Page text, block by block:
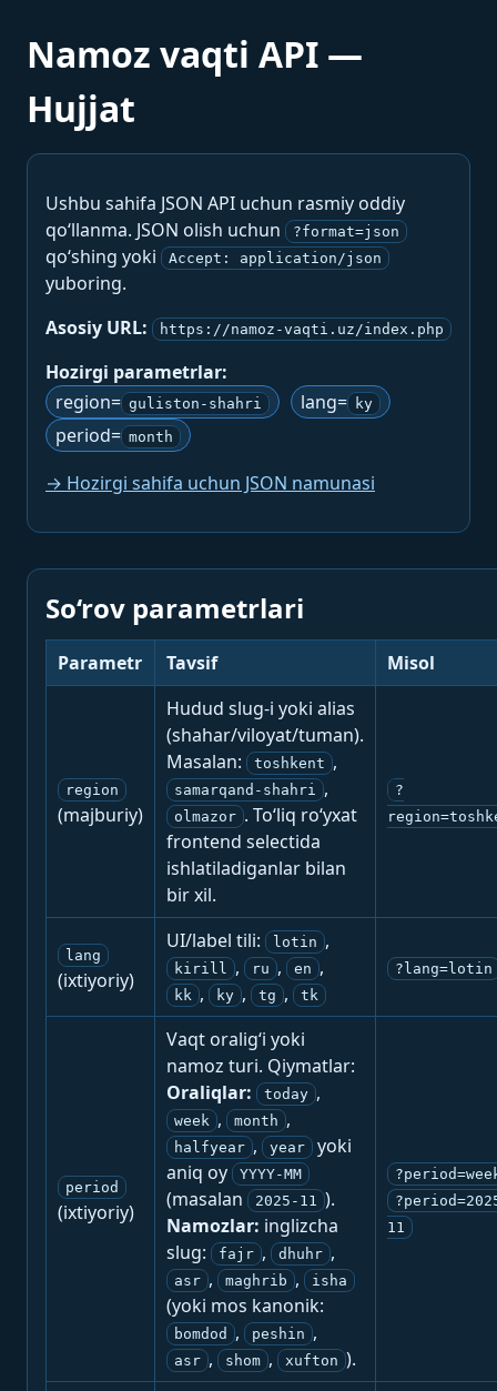
Namoz vaqti API —
Hujjat
Ushbu sahifa JSON API uchun rasmiy oddiy
qo‘llanma. JSON olish uchun
?format=json
qo‘shing yoki Accept: application/json
yuboring.
Asosiy URL:
https://namoz-vaqti.uz/index.php
Hozirgi parametrlar:
region= guliston-shahri lang= ky
period= month
→ Hozirgi sahifa uchun JSON namunasi
So‘rov parametrlari
Parametr Tavsif Misol
region
(majburiy)
Hudud slug-i yoki alias
(shahar/viloyat/tuman).
Masalan:
toshkent ,
samarqand-shahri ,
olmazor . To‘liq ro‘yxat
frontend selectida
ishlatiladiganlar bilan
bir xil.
?
lang
(ixtiyoriy)
UI/label tili: lotin ,
kirill , ru , en ,
kk , ky , tg , tk
?lang=lotin
period
(ixtiyoriy)
Vaqt oralig‘i yoki
namoz turi. Qiymatlar:
Oraliqlar:
today ,
week , month ,
halfyear , year
yoki
aniq oy
YYYY-MM
(masalan 2025-11 ).
Namozlar: inglizcha
slug:
fajr , dhuhr ,
asr , maghrib , isha
(yoki mos kanonik:
bomdod , peshin ,
asr , shom , xufton ).
11